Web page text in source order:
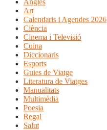
Anglès
Art
Calendaris i Agendes 2026
Ciència
Cinema i Televisió
Cuina
Diccionaris
Esports
Guies de Viatge
Literatura de Viatges
Manualitats
Multimèdia
Poesia
Regal
Salut